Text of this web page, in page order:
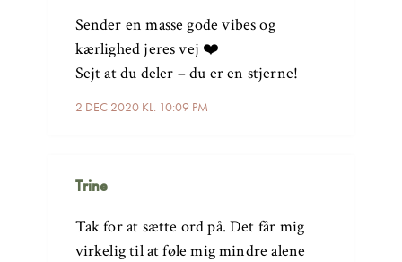
2 DEC 2020 KL. 10:09 PM
Sender en masse gode vibes og
kærlighed jeres vej ❤️
Sejt at du deler – du er en stjerne!
Trine
Tak for at sætte ord på. Det får mig
virkelig til at føle mig mindre alene